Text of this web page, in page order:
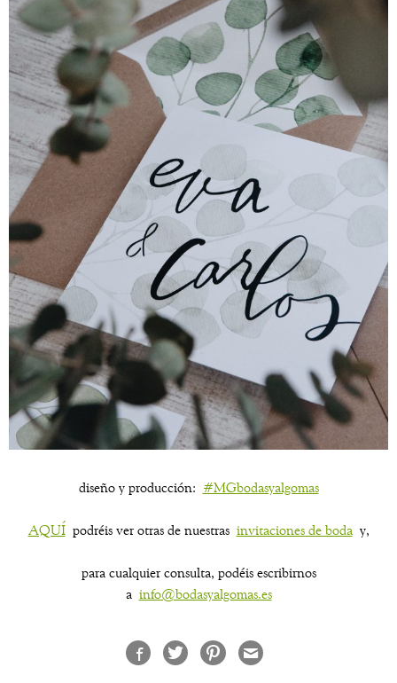
diseño y producción: #MGbodasyalgomas
AQUÍpodréis ver otras de nuestras invitaciones de boda y,
para cualquier consulta, podéis escribirnos
a info@bodasyalgomas.es